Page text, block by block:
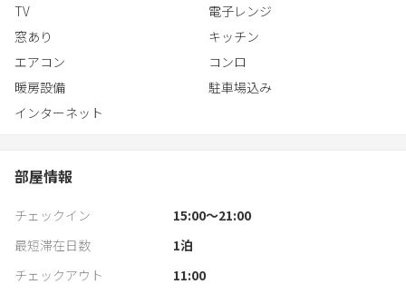
TV
電子レンジ
窓あり
キッチン
エアコン
コンロ
暖房設備
駐車場込み
インターネット
部屋情報
チェックイン
15:00〜21:00
最短滞在日数
1泊
チェックアウト
11:00